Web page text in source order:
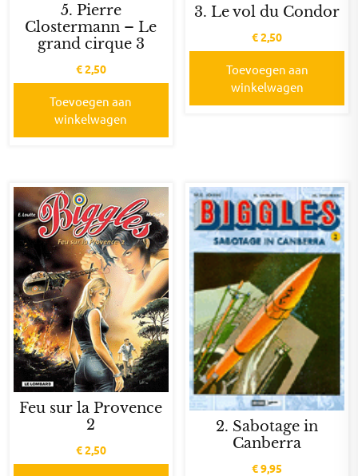
5. Pierre
Clostermann – Le
grand cirque 3
€2,50
Toevoegen aan
winkelwagen
3. Le vol du Condor
€2,50
Toevoegen aan
winkelwagen
Feu sur la Provence
2
€2,50
2. Sabotage in
Canberra
€9,95